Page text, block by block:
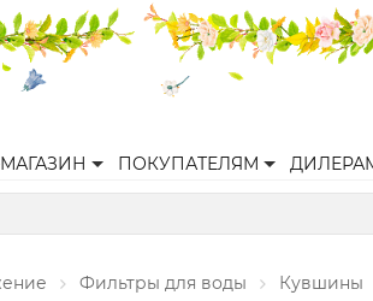
ПОКУПАТЕЛЯМ
Фильтры для воды Кувшины